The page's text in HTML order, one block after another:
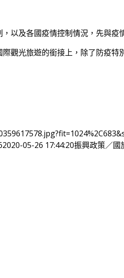
以及各國疫情控制情況，先與疫
觀光旅遊的銜接上，除了防疫特
2020-05-26 17:44:20振興政策／國